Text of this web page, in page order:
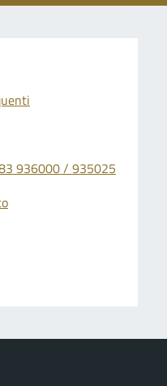
936000 / 935025